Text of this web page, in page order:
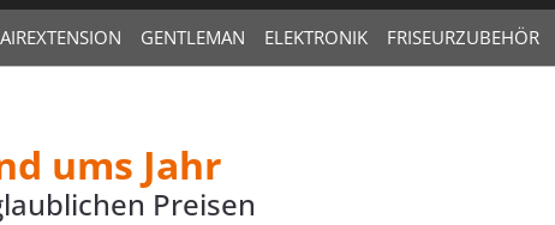
GENTLEMAN ELEKTRONIK FRISEURZUBEHÖR
ums Jahr
Preisen